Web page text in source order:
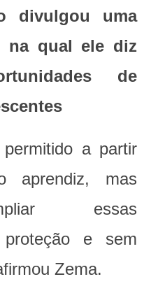
divulgou uma
na qual ele diz
de
a partir
aprendiz, mas
essas
proteção e sem
Zema.